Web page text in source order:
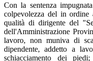
Con la sentenza
colpevolezza del in
qualità di dirigente del
dell'Amministrazione
lavoro, non muniva di
dipendente, addetto a
schiacciamento dei